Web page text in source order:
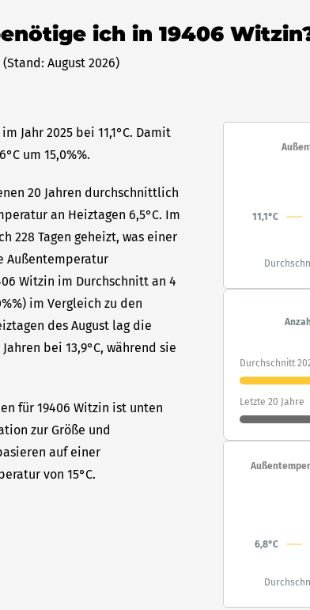
ich in 19406
(Stand: August 2026)
Jahr 2025 bei 11,1°C. Damit
um 15,0%%.
20 Jahren durchschnittlich
an Heiztagen 6,5°C. Im
228 Tagen geheizt, was einer
Außentemperatur
Witzin im Durchschnitt an 4
im Vergleich zu den
des August lag die
bei 13,9°C, während sie
für 19406 Witzin ist unten
zur Größe und
auf einer
von 15°C.
11,1°C
Durchschnitt
Letzte 20 Jahre
6,8°C